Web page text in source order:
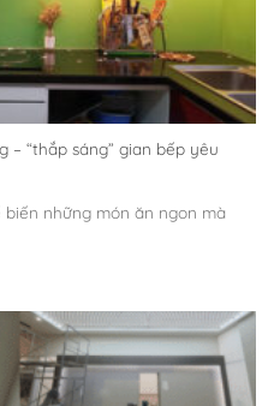
– “thắp sáng” gian bếp yêu
những món ăn ngon mà